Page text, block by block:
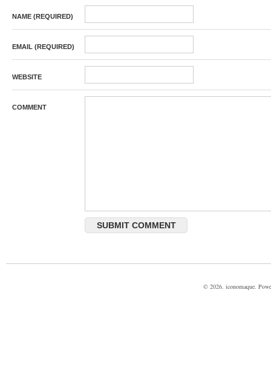
NAME (REQUIRED)
EMAIL (REQUIRED)
WEBSITE
COMMENT
© 2026. iconomaque.